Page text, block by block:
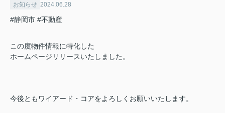
お知らせ 2024.06.28
#静岡市 #不動産
この度物件情報に特化した
ホームページリリースいたしました。
今後ともワイアード・コアをよろしくお願いいたします。